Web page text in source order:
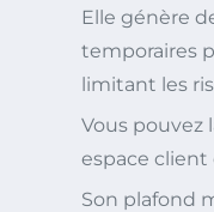
Elle génère
temporaires
limitant les
Vous pouvez
espace
Son plafond